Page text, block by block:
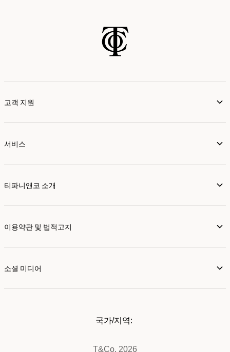
고객 지원
서비스
티파니앤코 소개
이용약관 및 법적고지
소셜 미디어
T&Co. 2026
국가/지역: